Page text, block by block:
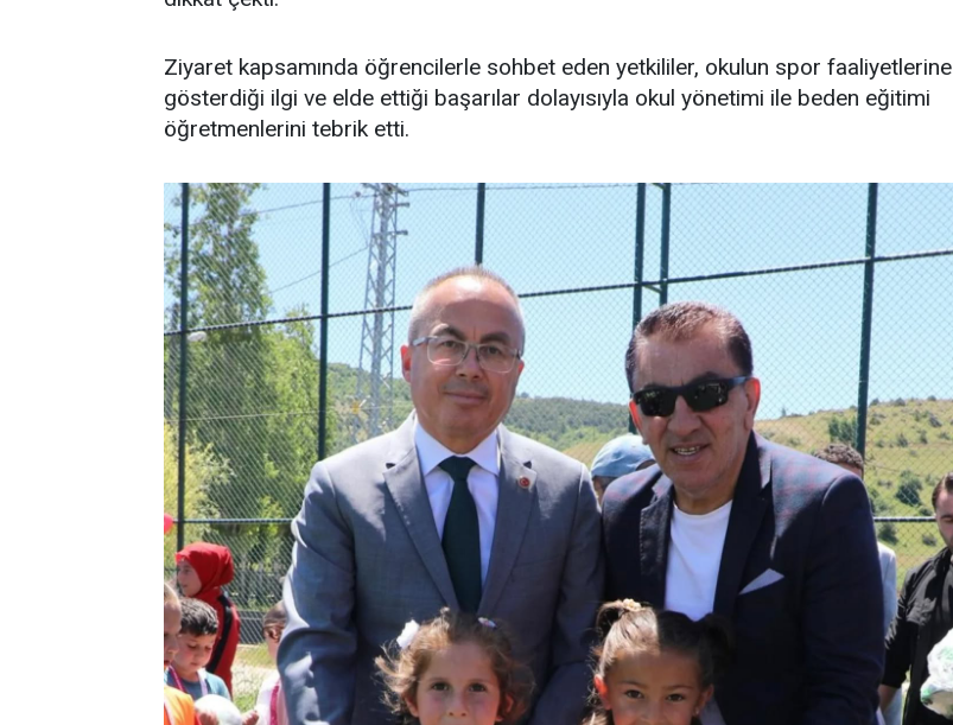
Ziyaret kapsamında öğrencilerle sohbet eden yetkililer, okulun spor faaliyetlerine
gösterdiği ilgi ve elde ettiği başarılar dolayısıyla okul yönetimi ile beden eğitimi
öğretmenlerini tebrik etti.